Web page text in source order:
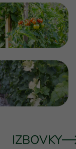
IZBOVKY